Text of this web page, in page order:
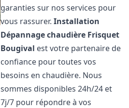
garanties sur nos services pour
vous rassurer.Installation
Dépannage chaudière Frisquet
Bougival est votre partenaire de
confiance pour toutes vos
besoins en chaudière. Nous
sommes disponibles 24h/24 et
7j/7 pour répondre à vos